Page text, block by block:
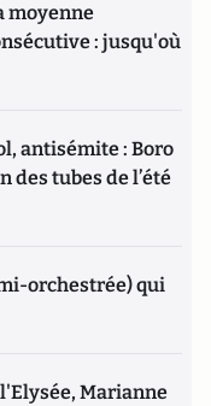
moyenne
: jusqu'où
antisémite : Boro
des tubes de l’été
orchestrée) qui
Marianne